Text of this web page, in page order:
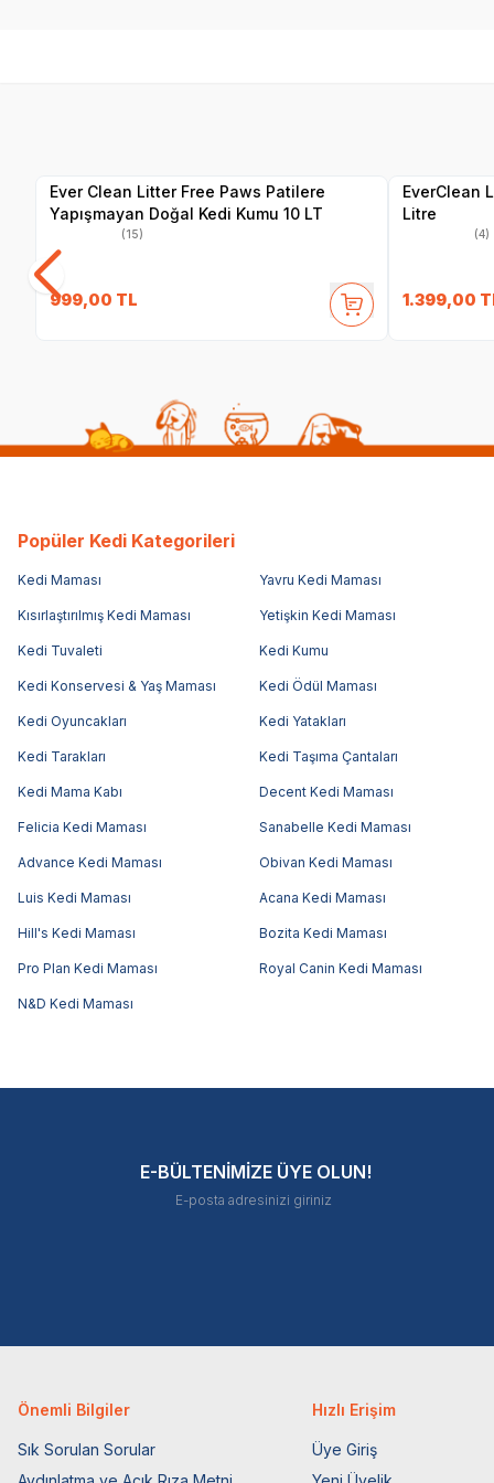
Ever Clean Litter Free Paws Patilere
Yapışmayan Doğal Kedi Kumu 10 LT
(15)
999,00 TL
EverClean
Litre
(4)
1.399,00
Popüler Kedi Kategorileri
Kedi Maması Yavru Kedi Maması
Kısırlaştırılmış Kedi Maması Yetişkin Kedi Maması
Kedi Tuvaleti Kedi Kumu
Kedi Konservesi & Yaş Maması Kedi Ödül Maması
Kedi Oyuncakları Kedi Yatakları
Kedi Tarakları Kedi Taşıma Çantaları
Kedi Mama Kabı Decent Kedi Maması
Felicia Kedi Maması Sanabelle Kedi Maması
Advance Kedi Maması Obivan Kedi Maması
Luis Kedi Maması Acana Kedi Maması
Hill's Kedi Maması Bozita Kedi Maması
Pro Plan Kedi Maması Royal Canin Kedi Maması
N&D Kedi Maması
E-BÜLTENİMİZE ÜYE OLUN!
Önemli Bilgiler
Sık Sorulan Sorular
Hızlı Erişim
Üye Giriş